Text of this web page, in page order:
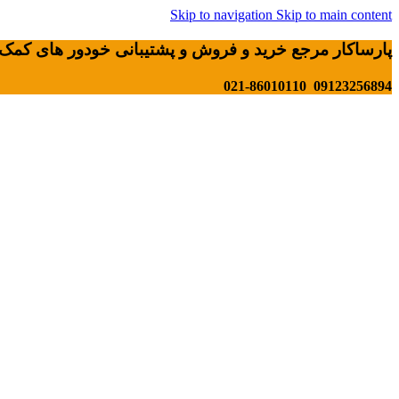
Skip to navigation Skip to main content
پارساکار مرجع خرید و فروش و پشتیبانی خودور های کمک
09123256894 021-86010110